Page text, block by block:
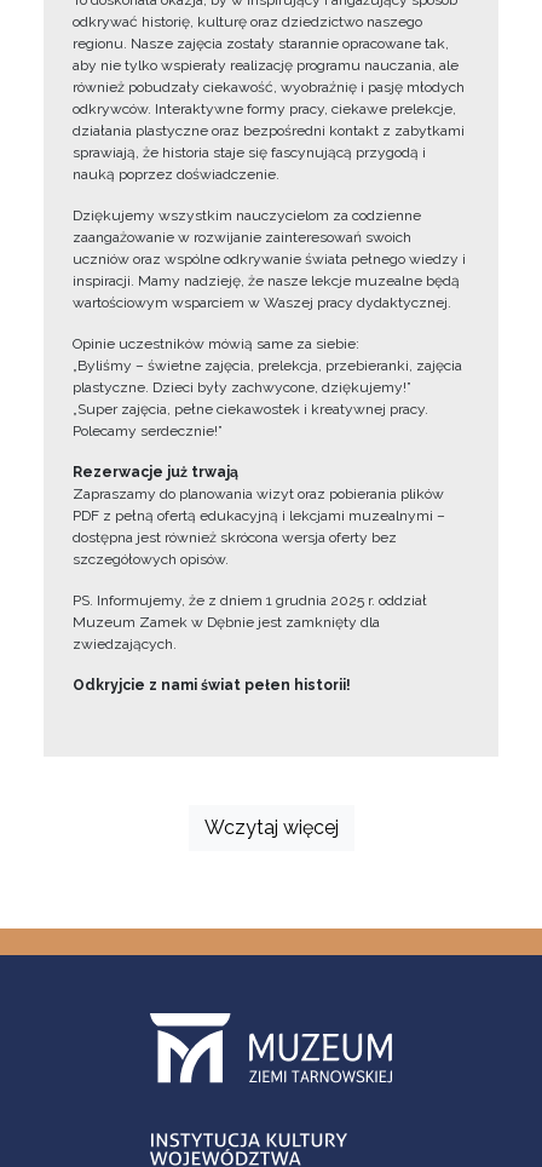
odkrywać historię, kulturę oraz dziedzictwo naszego
regionu. Nasze zajęcia zostały starannie opracowane tak,
aby nie tylko wspierały realizację programu nauczania, ale
również pobudzały ciekawość, wyobraźnię i pasję młodych
odkrywców. Interaktywne formy pracy, ciekawe prelekcje,
działania plastyczne oraz bezpośredni kontakt z zabytkami
sprawiają, że historia staje się fascynującą przygodą i
nauką poprzez doświadczenie.
Dziękujemy wszystkim nauczycielom za codzienne
zaangażowanie w rozwijanie zainteresowań swoich
uczniów oraz wspólne odkrywanie świata pełnego wiedzy i
inspiracji. Mamy nadzieję, że nasze lekcje muzealne będą
wartościowym wsparciem w Waszej pracy dydaktycznej.
Opinie uczestników mówią same za siebie:
„Byliśmy – świetne zajęcia, prelekcja, przebieranki, zajęcia
plastyczne. Dzieci były zachwycone, dziękujemy!”
„Super zajęcia, pełne ciekawostek i kreatywnej pracy.
Polecamy serdecznie!”
Rezerwacje już trwają
Zapraszamy do planowania wizyt oraz pobierania plików
PDF z pełną ofertą edukacyjną i lekcjami muzealnymi –
dostępna jest również skrócona wersja oferty bez
szczegółowych opisów.
PS. Informujemy, że z dniem 1 grudnia 2025 r. oddział
Muzeum Zamek w Dębnie jest zamknięty dla
zwiedzających.
Odkryjcie z nami świat pełen historii!
Wczytaj więcej